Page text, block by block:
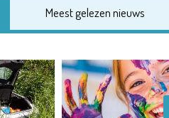
Meest gelezen nieuws